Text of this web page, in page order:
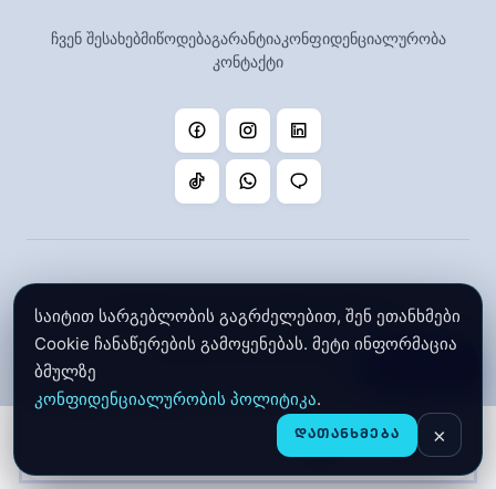
ჩვენ შესახებმიწოდებაგარანტიაკონფიდენციალურობა
კონტაქტი
© 2026 Gstore. ყველა უფლება დაცულია.
შექმნილია Gstore-ს მიერ
საიტით სარგებლობის გაგრძელებით, შენ ეთანხმები
Cookie ჩანაწერების გამოყენებას. მეტი ინფორმაცია
ბმულზე
კონფიდენციალურობის პოლიტიკა.
ᲓᲐᲗᲐᲜᲮᲛᲔᲑᲐ ×
ᲛᲐᲦᲐᲖᲘᲐ ᲙᲐᲚᲐᲗᲐ